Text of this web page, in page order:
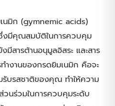
นมิก (gymnemic acids)
งมีคุณสมบัติในการควบคุม
มีสารต้านอนุมูลอิสระ และสาร
ำงานของกรดยิมเนมิก คือจะ
บรสชาติของคุณ ทำให้ความ
นร่วมในการควบคุมระดับ